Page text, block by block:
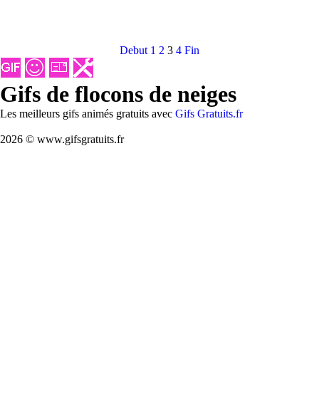
Debut 1 2 3 4 Fin
Gifs de flocons de neiges
Les meilleurs gifs animés gratuits avec Gifs Gratuits.fr
2026 © www.gifsgratuits.fr